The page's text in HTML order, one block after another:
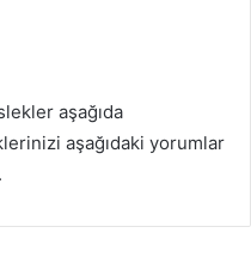
aşağıda
aşağıdaki yorumlar